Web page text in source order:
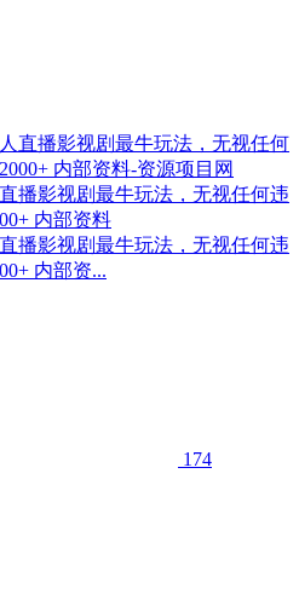
播影视剧最牛玩法，无视任何违
内部资料
播影视剧最牛玩法，无视任何违
内部资...
174